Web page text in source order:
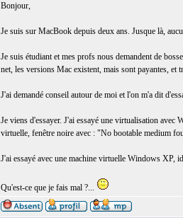
Bonjour,
Je suis sur MacBook depuis deux ans. Jusque là,
Je suis étudiant et mes profs nous demandent de
net, les versions Mac existent, mais sont payantes, et
J'ai demandé conseil autour de moi et l'on m'a dit
Je viens d'essayer. J'ai essayé une virtualisation
virtuelle, fenêtre noire avec : "No bootable medium
J'ai essayé avec une machine virtuelle Windows XP,
Qu'est-ce que je fais mal ?...